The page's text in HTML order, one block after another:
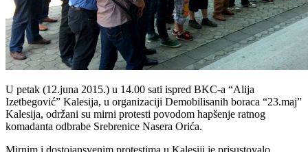
U petak (12.juna 2015.) u 14.00 sati ispred BKC-a “Alija
Izetbegović” Kalesija, u organizaciji Demobilisanih boraca “23.maj”
Kalesija, održani su mirni protesti povodom hapšenje ratnog
komadanta odbrabe Srebrenice Nasera Orića.